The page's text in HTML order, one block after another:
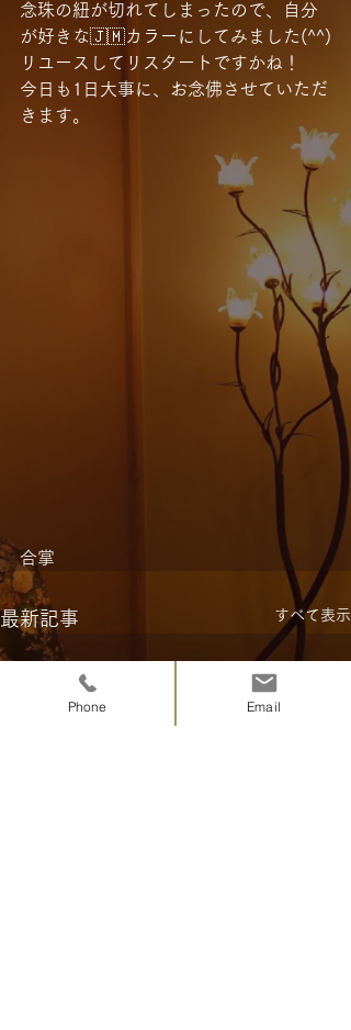
念珠の紐が切れてしまったので、自分
が好きな🇯🇲カラーにしてみました(^^)
リユースしてリスタートですかね！
今日も1日大事に、お念佛させていただ
きます。
合掌
最新記事 すべて表示
Phone Email